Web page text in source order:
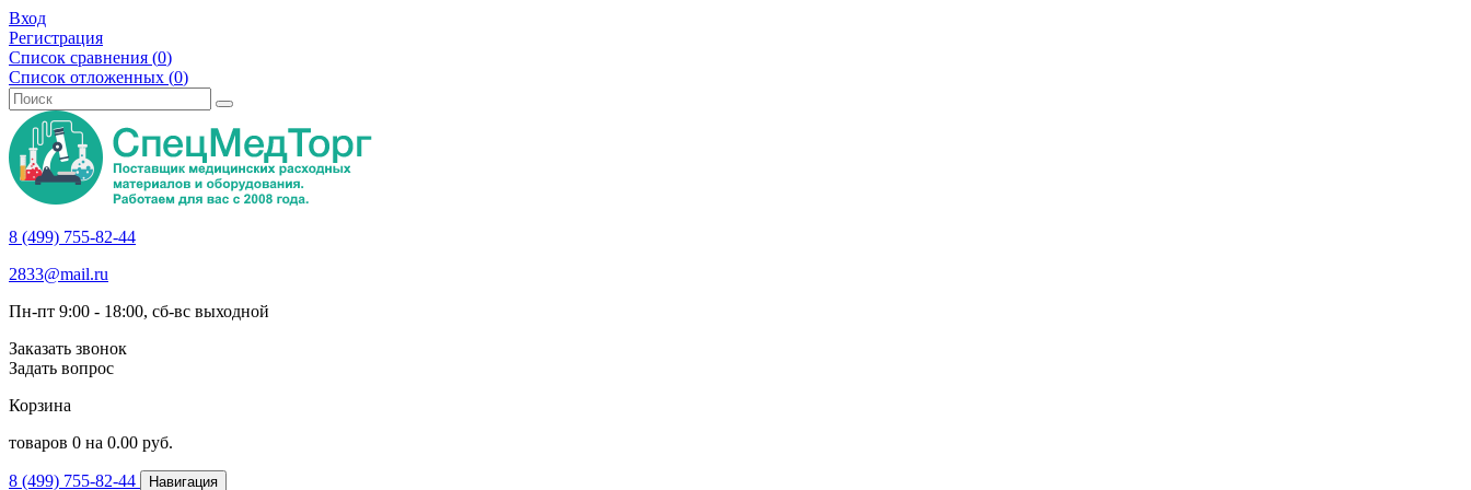
Вход
Регистрация
Список сравнения (0)
Список отложенных (0)
8 (499) 755-82-44
2833@mail.ru
Пн-пт 9:00 - 18:00, сб-вс выходной
Заказать звонок
Задать вопрос
Корзина
товаров 0 на 0.00 руб.
8 (499) 755-82-44 Навигация